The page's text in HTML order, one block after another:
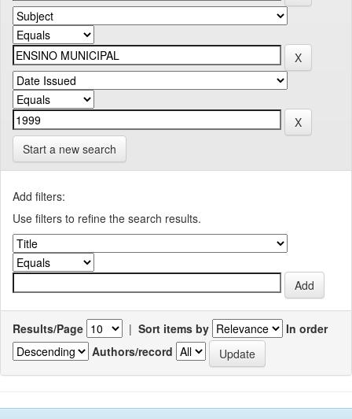
Start a new search
Add filters:
Use filters to refine the search results.
Results/Page | Sort items by
In order
Authors/record